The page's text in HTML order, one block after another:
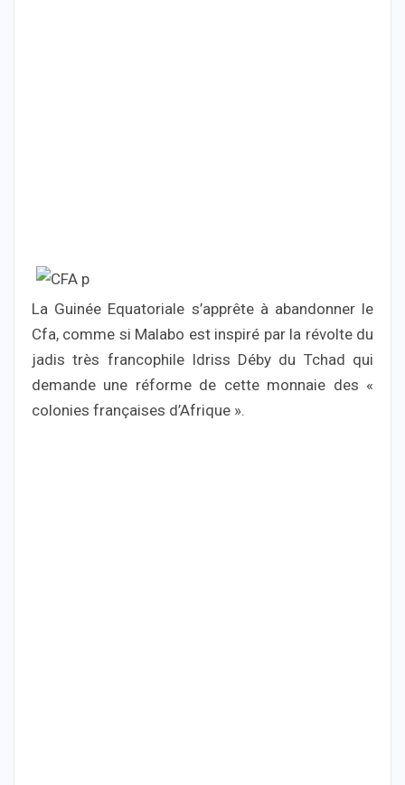
La Guinée Equatoriale s’apprête à abandonner le
Cfa, comme si Malabo est inspiré par la révolte du
jadis très francophile Idriss Déby du Tchad qui
demande une réforme de cette monnaie des «
colonies françaises d’Afrique ».